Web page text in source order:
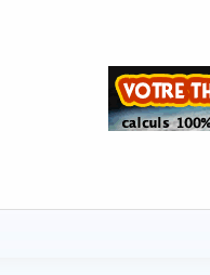
Spécial AQ 7.84 jan.2025
Septembre 2024